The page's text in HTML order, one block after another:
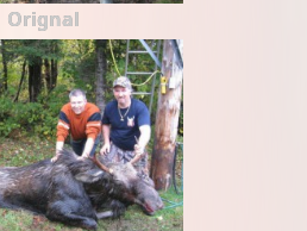
Orignal